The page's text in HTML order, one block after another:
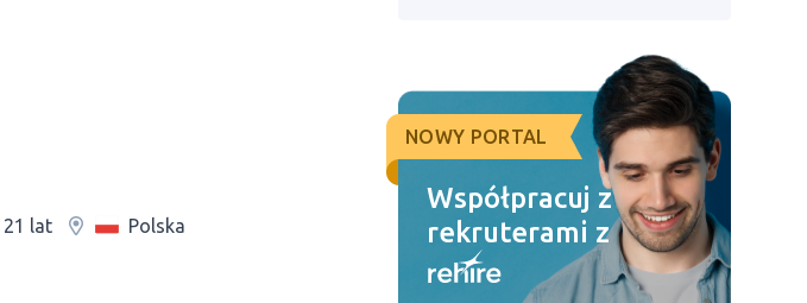
21 lat Polska
NOWY PORTAL
Współpracuj z
rekruterami z